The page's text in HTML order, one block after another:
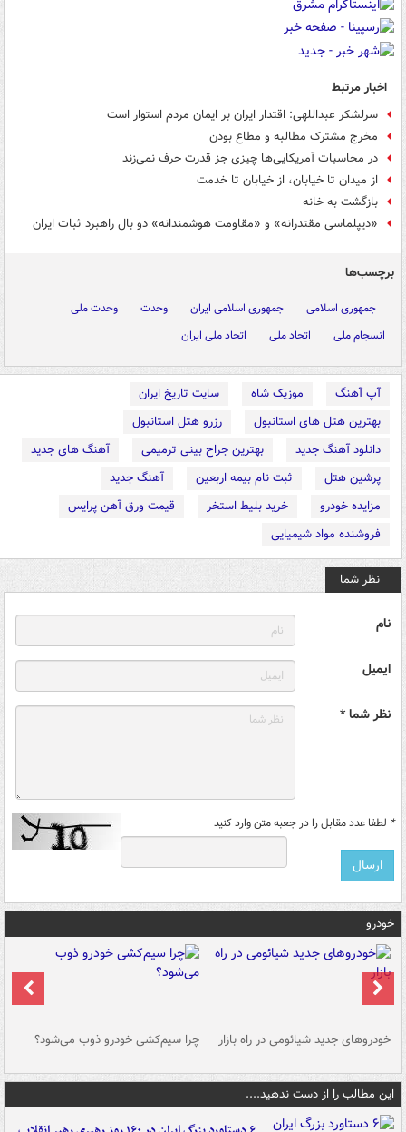
اخبار مرتبط
سرلشکر عبداللهی: اقتدار ایران بر ایمان مردم استوار است
مخرج مشترک مطالبه و مطاع بودن
در محاسبات آمریکایی‌ها چیزی جز قدرت حرف نمی‌زند
از میدان تا خیابان، از خیابان تا خدمت
بازگشت به خانه
«دیپلماسی مقتدرانه» و «مقاومت هوشمندانه» دو بال راهبرد ثبات ایران
برچسب‌ها
جمهوری اسلامی جمهوری اسلامی ایران وحدت
وحدت ملی
انسجام ملی
اتحاد ملی اتحاد ملی ایران
آپ آهنگ موزیک شاه
سایت تاریخ ایران
بهترین هتل های استانبول
رزرو هتل استانبول
دانلود آهنگ جدید
بهترین جراح بینی ترمیمی
آهنگ های جدید
پرشین هتل
ثبت نام بیمه اربعین
آهنگ جدید
مزایده خودرو
خرید بلیط استخر
قیمت ورق آهن پرایس
فروشنده مواد شیمیایی
نظر شما
نام
ایمیل
نظر شما *
* لطفا عدد مقابل را در جعبه متن وارد کنید
خودرو
خودروهای جدید شیائومی در راه بازار چرا سیم‌کشی خودرو ذوب می‌شود؟
این مطالب را از دست ندهید....